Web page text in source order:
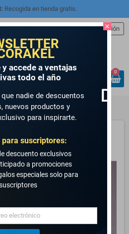
Recogida en tienda gratis.
personIniciar sesión
0
MADERAS chevron_right Set de 2 Cajas
close
accede a ventajas
todo el año
nadie de descuentos
nuevos productos y
para inspirarte.
para suscriptores:
descuento exclusivos
a promociones
especiales solo para